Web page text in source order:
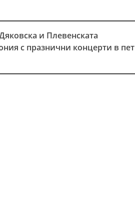
и Плевенската
с празнични концерти в пет